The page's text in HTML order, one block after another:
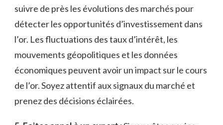
suivre​ de près les évolutions‍ des​ marchés pour
détecter⁣ les opportunités d’investissement dans
l’or. Les fluctuations des‌ taux d’intérêt,⁣ les
mouvements ⁢géopolitiques et les‌ données
économiques peuvent avoir un impact sur le cours
de l’or.‌ Soyez attentif aux signaux⁢ du marché et
prenez des décisions éclairées.